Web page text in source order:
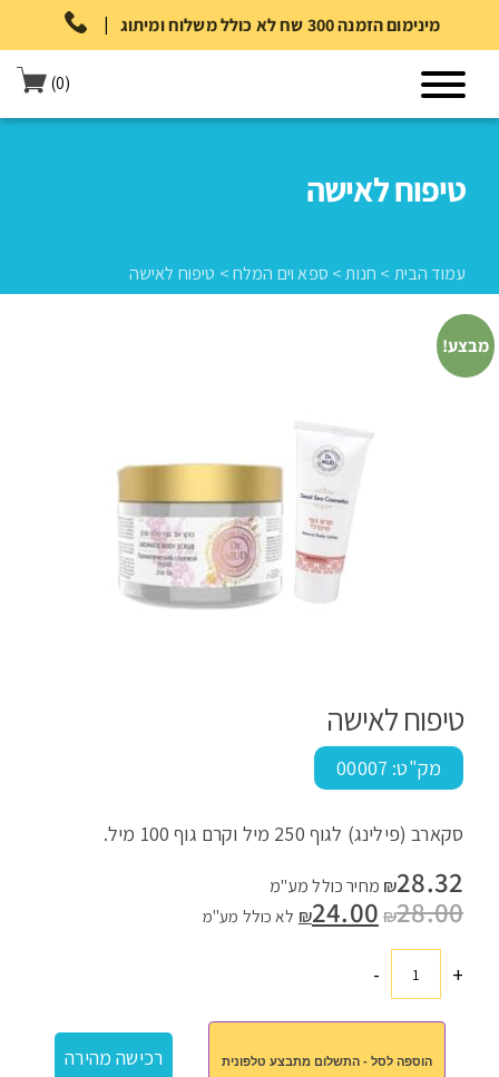
| מינימום הזמנה 300 שח לא כולל משלוח ומיתוג
(0)
טיפוח לאישה
עמוד הבית > חנות> ספא וים המלח> טיפוח לאישה
עמוד הבית
מבצע!
טיפוח לאישה
מק"ט: 00007
סקארב (פילינג) לגוף 250 מיל וקרם גוף 100 מיל.
₪28.32
מחיר כולל מע"מ
₪28.00
המחיר
המקורי
₪28.00.
₪24.00
המחיר
הנוכחי
לא כולל מע"מ
+כמות
לאישה
-
הוספה לסל - התשלום מתבצע טלפונית רכישה מהירה